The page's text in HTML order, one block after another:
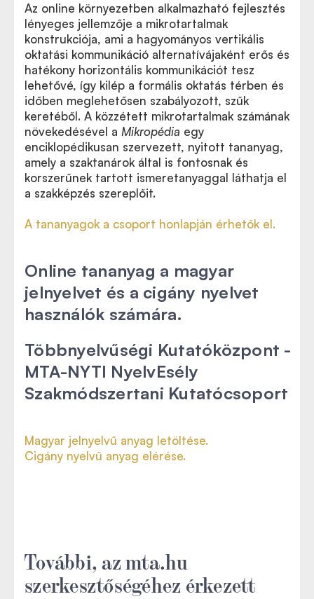
Az online környezetben alkalmazható fejlesztés
lényeges jellemzője a mikrotartalmak
konstrukciója, ami a hagyományos vertikális
oktatási kommunikáció alternatívájaként erős és
hatékony horizontális kommunikációt tesz
lehetővé, így kilép a formális oktatás térben és
időben meglehetősen szabályozott, szűk
keretéből. A közzétett mikrotartalmak számának
növekedésével a Mikropédia egy
enciklopédikusan szervezett, nyitott tananyag,
amely a szaktanárok által is fontosnak és
korszerűnek tartott ismeretanyaggal láthatja el
a szakképzés szereplőit.
A tananyagok a csoport honlapján érhetők el.
Online tananyag a magyar
jelnyelvet és a cigány nyelvet
használók számára.
Többnyelvűségi Kutatóközpont -
MTA-NYTI NyelvEsély
Szakmódszertani Kutatócsoport
Magyar jelnyelvű anyag letöltése.
Cigány nyelvű anyag elérése.
További, az mta.hu
szerkesztőségéhez érkezett